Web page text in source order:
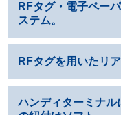
RFタグ・電子ペー
ステム。
RFタグを用いたリ
ハンディターミナ